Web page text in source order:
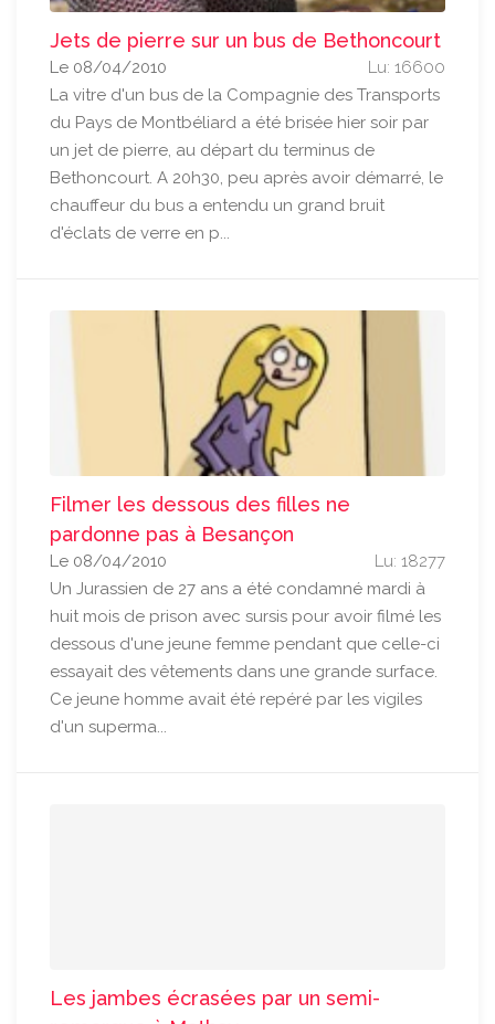
Jets de pierre sur un bus de Bethoncourt
Lu: 16600
Le 08/04/2010
La vitre d'un bus de la Compagnie des Transports
du Pays de Montbéliard a été brisée hier soir par
un jet de pierre, au départ du terminus de
Bethoncourt. A 20h30, peu après avoir démarré, le
chauffeur du bus a entendu un grand bruit
d'éclats de verre en p...
Filmer les dessous des filles ne
pardonne pas à Besançon
Lu: 18277
Le 08/04/2010
Un Jurassien de 27 ans a été condamné mardi à
huit mois de prison avec sursis pour avoir filmé les
dessous d'une jeune femme pendant que celle-ci
essayait des vêtements dans une grande surface.
Ce jeune homme avait été repéré par les vigiles
d'un superma...
Les jambes écrasées par un semi-